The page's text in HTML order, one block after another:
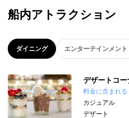
船内アトラクション
ダイニング エンターテインメント
デザートコー
料金に含まれる
カジュアル
デザート